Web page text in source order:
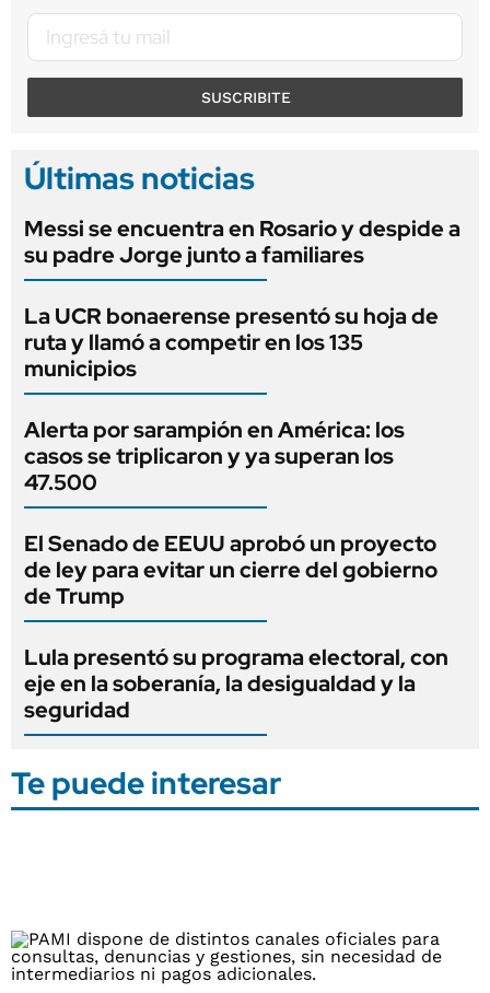
SUSCRIBITE
Últimas noticias
Messi se encuentra en Rosario y despide a
su padre Jorge junto a familiares
La UCR bonaerense presentó su hoja de
ruta y llamó a competir en los 135
municipios
Alerta por sarampión en América: los
casos se triplicaron y ya superan los
47.500
El Senado de EEUU aprobó un proyecto
de ley para evitar un cierre del gobierno
de Trump
Lula presentó su programa electoral, con
eje en la soberanía, la desigualdad y la
seguridad
Te puede interesar